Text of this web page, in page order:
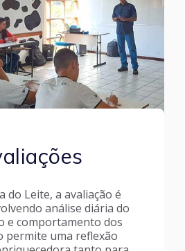
do Leite, a avaliação é
análise diária do
e comportamento dos
permite uma reflexão